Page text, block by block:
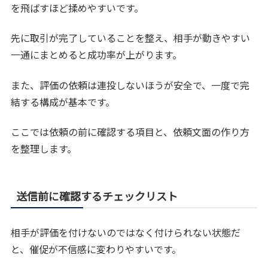
を飛ばすほど揉めやすいです。
先に取引が完了していることを整え、相手が動きやすい
一通にまとめると成功率が上がります。
また、評価の依頼は連投しないほうが安全で、一度で完
結する構成が基本です。
ここでは依頼の前に確認する項目と、依頼文面の作り方
を整理します。
送信前に確認するチェックリスト
相手が評価を付けないのではなく付けられない状態だ
と、催促が不信感に変わりやすいです。